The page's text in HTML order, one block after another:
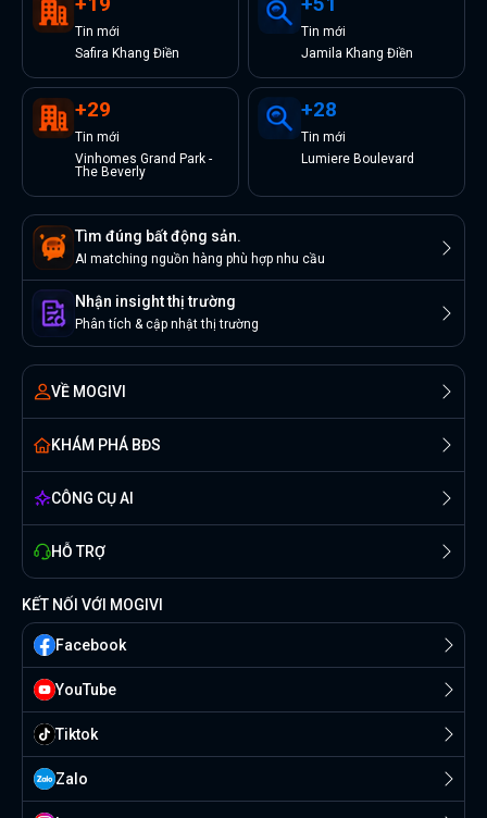
Tin mới
Safira Khang Điền
Tin mới
Jamila Khang Điền
+29
Tin mới
Vinhomes Grand Park -
The Beverly
+28
Tin mới
Lumiere Boulevard
Tìm đúng bất động sản.
AI matching nguồn hàng phù hợp nhu cầu
Nhận insight thị trường
Phân tích & cập nhật thị trường
VỀ MOGIVI
KHÁM PHÁ BĐS
CÔNG CỤ AI
HỖ TRỢ
KẾT NỐI VỚI MOGIVI
Facebook
YouTube
Tiktok
Zalo